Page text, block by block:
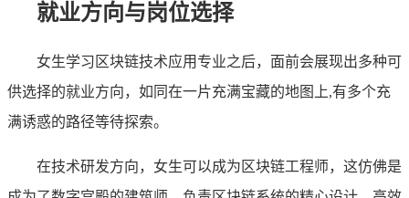
就业方向与岗位选择
女生学习区块链技术应用专业之后，面前会展现出多种可
供选择的就业方向，如同在一片充满宝藏的地图上,有多个充
满诱惑的路径等待探索。
在技术研发方向，女生可以成为区块链工程师，这仿佛是